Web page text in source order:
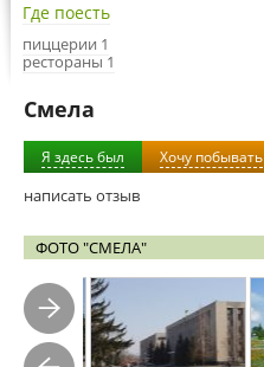
Где поесть
пиццерии 1
рестораны 1
Смела
Я здесь был Хочу побывать
написать отзыв
ФОТО "СМЕЛА"